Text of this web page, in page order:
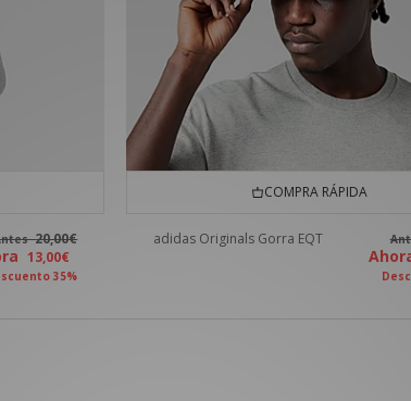
20,00€
13,00€
35%
COMPRA RÁPIDA
adidas Originals Gorra EQT